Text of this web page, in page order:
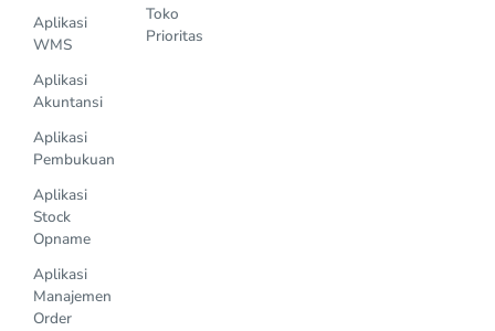
Aplikasi
WMS
Aplikasi
Akuntansi
Aplikasi
Pembukuan
Aplikasi
Stock
Opname
Aplikasi
Manajemen
Order
Toko
Prioritas